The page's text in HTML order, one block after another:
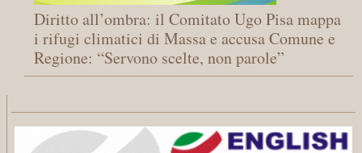
Diritto all’ombra: il Comitato Ugo Pisa mappa
i rifugi climatici di Massa e accusa Comune e
Regione: “Servono scelte, non parole”